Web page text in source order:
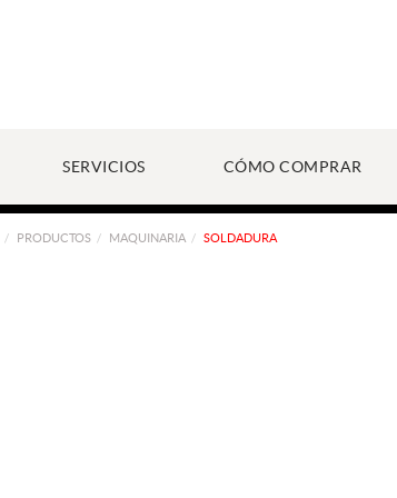
SERVICIOS CÓMO COMPRAR
PRODUCTOS MAQUINARIA SOLDADURA